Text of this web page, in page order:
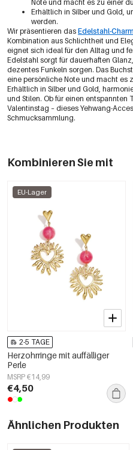
Note und macht es zu einer
Erhältlich in Silber und Gold,
werden.
Wir präsentieren das Edelstahl-
Kombination aus Schlichtheit und
eignet sich ideal für den Alltag und
Edelstahl sorgt für dauerhaften
dezentes Funkeln sorgen. Das
eine persönliche Note und macht es
Erhältlich in Silber und Gold,
und Stilen. Ob für einen entspannten
Valentinstag – dieses Yehwang-
Schmucksammlung.
Kombinieren Sie mit
EU-Lager
2-5 TAGE
Herzohrringe mit auffälliger
Perle
MSRP €14,99
€4,50
Ähnlichen Produkten